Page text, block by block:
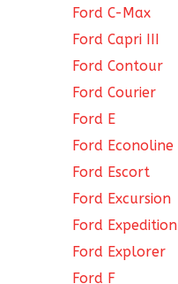
Ford C-Max
Ford Capri III
Ford Contour
Ford Courier
Ford E
Ford Econoline
Ford Escort
Ford Excursion
Ford Expedition
Ford Explorer
Ford F